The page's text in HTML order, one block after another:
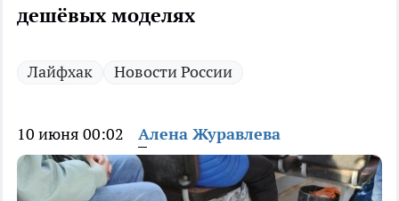
дешёвых моделях
Лайфхак Новости России
10 июня 00:02 Алена Журавлева